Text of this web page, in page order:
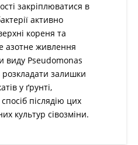
закріплюватися в
активно
кореня та
азотне живлення
виду Pseudomonas
залишки
у ґрунті,
післядію цих
культур сівозміни.